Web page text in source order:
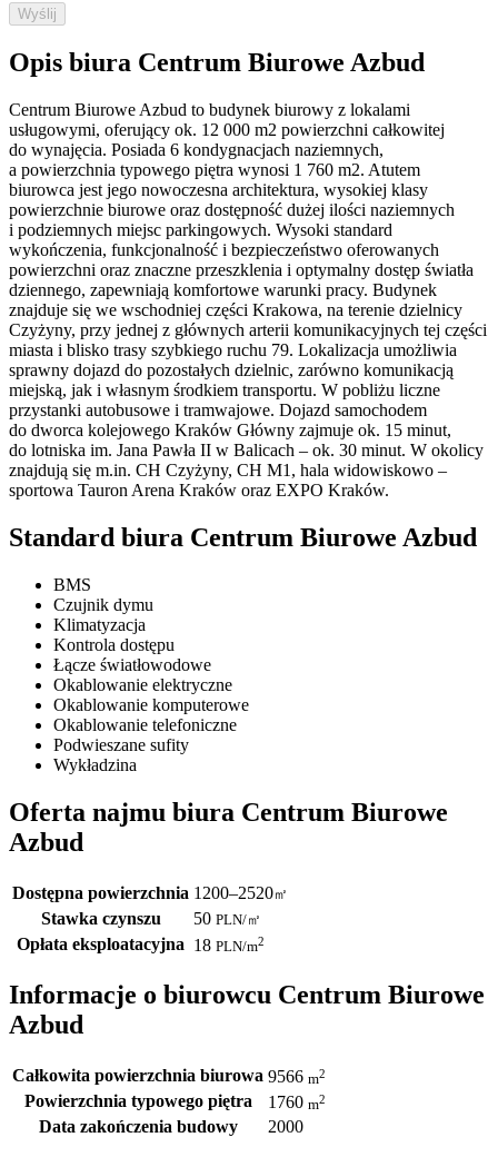
Wyślij
Opis biura Centrum Biurowe Azbud
Centrum Biurowe Azbud to budynek biurowy z lokalami
usługowymi, oferujący ok. 12 000 m2 powierzchni całkowitej
do wynajęcia. Posiada 6 kondygnacjach naziemnych,
a powierzchnia typowego piętra wynosi 1 760 m2. Atutem
biurowca jest jego nowoczesna architektura, wysokiej klasy
powierzchnie biurowe oraz dostępność dużej ilości naziemnych
i podziemnych miejsc parkingowych. Wysoki standard
wykończenia, funkcjonalność i bezpieczeństwo oferowanych
powierzchni oraz znaczne przeszklenia i optymalny dostęp światła
dziennego, zapewniają komfortowe warunki pracy. Budynek
znajduje się we wschodniej części Krakowa, na terenie dzielnicy
Czyżyny, przy jednej z głównych arterii komunikacyjnych tej części
miasta i blisko trasy szybkiego ruchu 79. Lokalizacja umożliwia
sprawny dojazd do pozostałych dzielnic, zarówno komunikacją
miejską, jak i własnym środkiem transportu. W pobliżu liczne
przystanki autobusowe i tramwajowe. Dojazd samochodem
do dworca kolejowego Kraków Główny zajmuje ok. 15 minut,
do lotniska im. Jana Pawła II w Balicach – ok. 30 minut. W okolicy
znajdują się m.in. CH Czyżyny, CH M1, hala widowiskowo –
sportowa Tauron Arena Kraków oraz EXPO Kraków.
Standard biura Centrum Biurowe Azbud
BMS
Czujnik dymu
Klimatyzacja
Kontrola dostępu
Łącze światłowodowe
Okablowanie elektryczne
Okablowanie komputerowe
Okablowanie telefoniczne
Podwieszane sufity
Wykładzina
Oferta najmu biura Centrum Biurowe
Azbud
Dostępna powierzchnia 1200–2520㎡
Stawka czynszu 50 PLN/㎡
Opłata eksploatacyjna 18 PLN/m2
Informacje o biurowcu Centrum Biurowe
Azbud
Całkowita powierzchnia biurowa 9566 m2
Powierzchnia typowego piętra 1760 m2
Data zakończenia budowy 2000